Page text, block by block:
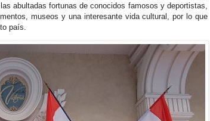
abultadas fortunas de conocidos famosos y deportistas,
museos y una interesante vida cultural, por lo que
país.